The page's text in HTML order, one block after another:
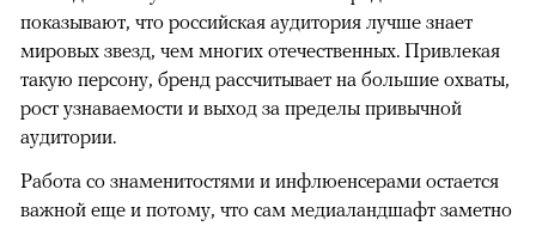
показывают, что российская аудитория лучше знает
мировых звезд, чем многих отечественных. Привлекая
такую персону, бренд рассчитывает на большие охваты,
рост узнаваемости и выход за пределы привычной
аудитории.
Работа со знаменитостями и инфлюенсерами остается
важной еще и потому, что сам медиаландшафт заметно